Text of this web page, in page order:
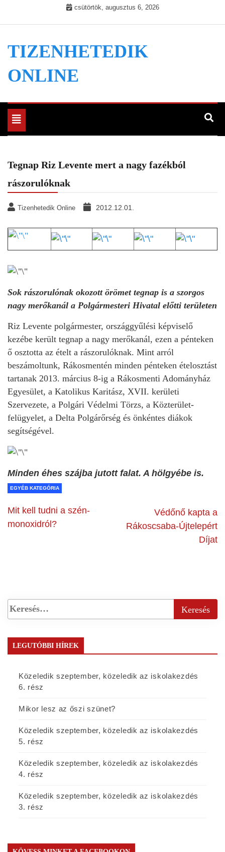
csütörtök, augusztus 6, 2026
TIZENHETEDIK
ONLINE
Toggle
navigation
Tegnap Riz Levente mert a nagy fazékból
rászorulóknak
Tizenhetedik Online 2012.12.01.
Sok rászorulónak okozott örömet tegnap is a szorgos
nagy merőkanál a Polgármesteri Hivatal előtti területen
Riz Levente polgármester, országgyűlési képviselő
kezébe került tegnap a nagy merőkanál, ezen a pénteken
ő osztotta az ételt a rászorulóknak. Mint arról
beszámoltunk, Rákosmentén minden pénteken ételosztást
tartanak 2013. március 8-ig a Rákosmenti Adományház
Egyesület, a Katolikus Karitász, XVII. kerületi
Szervezete, a Polgári Védelmi Törzs, a Közterület-
felügyelet, a Delta Polgárőrség és önkéntes diákok
segítségével.
Minden éhes szájba jutott falat. A hölgyébe is.
EGYÉB KATEGÓRIA
Mit kell tudni a szén-
monoxidról?
Védőnő kapta a
Rákoscsaba-Újtelepért
Díjat
LEGUTÓBBI HÍREK
Közeledik szeptember, közeledik az iskolakezdés
6. rész
Mikor lesz az őszi szünet?
Közeledik szeptember, közeledik az iskolakezdés
5. rész
Közeledik szeptember, közeledik az iskolakezdés
4. rész
Közeledik szeptember, közeledik az iskolakezdés
3. rész